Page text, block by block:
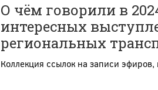
О чём говорили в
интересных
региональных
Коллекция ссылок на записи